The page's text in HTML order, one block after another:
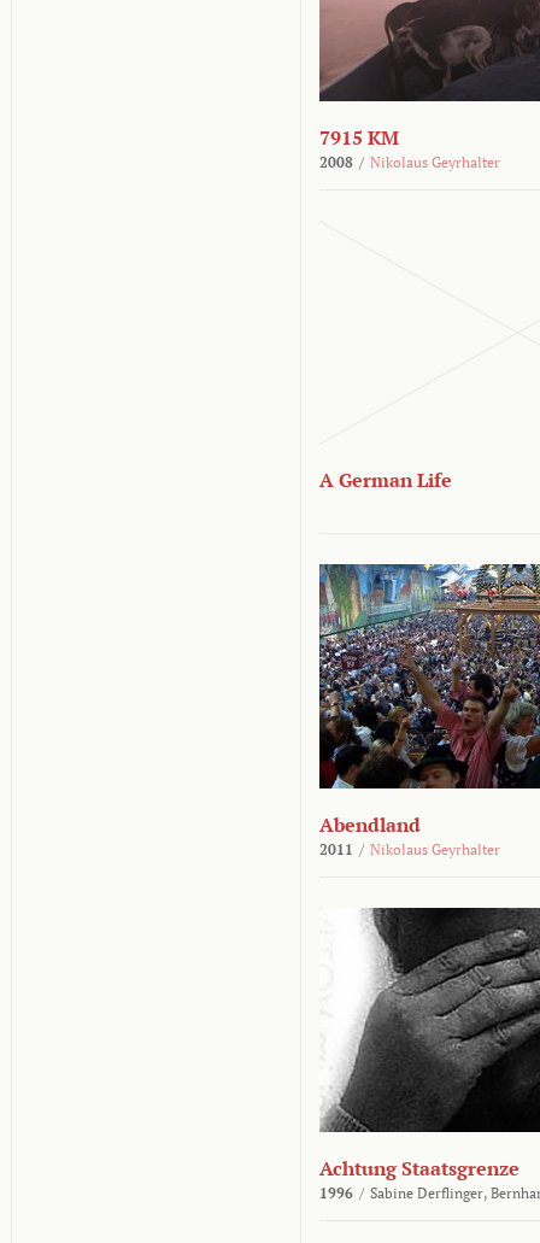
7915 KM
2008 / Nikolaus Geyrhalter
A German Life
Abendland
2011 / Nikolaus Geyrhalter
Achtung Staatsgrenze
1996 / Sabine Derflinger,